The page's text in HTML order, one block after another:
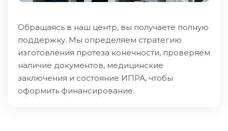
Обращаясь в наш центр, вы получаете полную
поддержку. Мы определяем стратегию
изготовления протеза конечности, проверяем
наличие документов, медицинские
заключения и состояние ИПРА, чтобы
оформить финансирование.